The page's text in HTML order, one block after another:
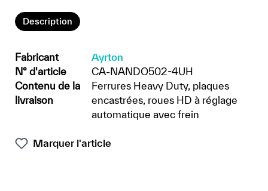
Description
Fabricant
Ayrton
N° d'article
CA-NANDO502-4UH
Contenu de la
livraison
Ferrures Heavy Duty, plaques
encastrées, roues HD à réglage
automatique avec frein
Marquer l'article